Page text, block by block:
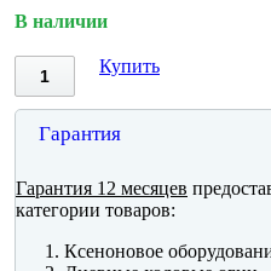
В наличии
Купить
Гарантия
Гарантия 12 месяцев
категории товаров:
Ксеноновое